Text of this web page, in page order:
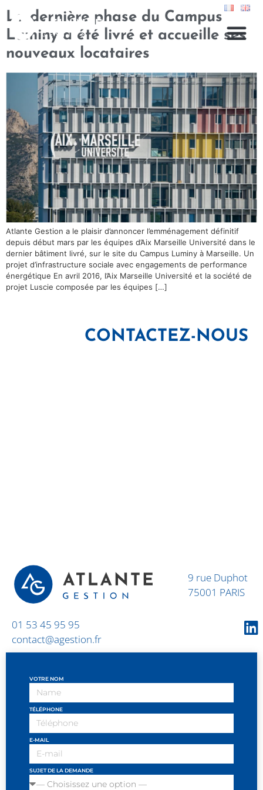
La dernière phase du Campus
Luminy a été livré et accueille ses
nouveaux locataires
Atlante Gestion a le plaisir d’annoncer l’emménagement définitif
depuis début mars par les équipes d’Aix Marseille Université dans le
dernier bâtiment livré, sur le site du Campus Luminy à Marseille. Un
projet d’infrastructure sociale avec engagements de performance
énergétique En avril 2016, l’Aix Marseille Université et la société de
projet Luscie composée par les équipes […]
CONTACTEZ-NOUS
9 rue Duphot
75001 PARIS
01 53 45 95 95
contact@agestion.fr
VOTRE NOM
TÉLÉPHONE
E-MAIL
SUJET DE LA DEMANDE